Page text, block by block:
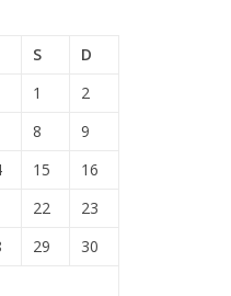
S
D
1
2
8
9
15
16
22
23
29
30